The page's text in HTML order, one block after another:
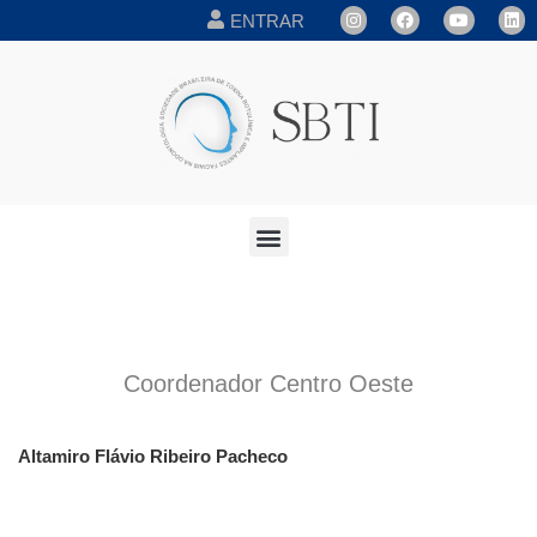
ENTRAR
Coordenador Centro Oeste
Altamiro Flávio Ribeiro Pacheco